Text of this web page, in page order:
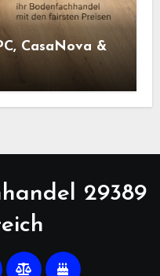
CasaNova &
29389